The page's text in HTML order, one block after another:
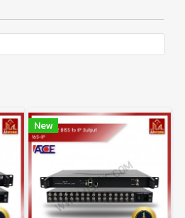
New